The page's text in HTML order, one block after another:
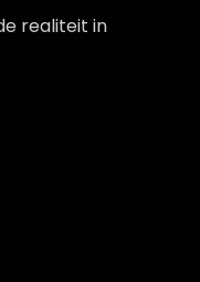
realiteit in